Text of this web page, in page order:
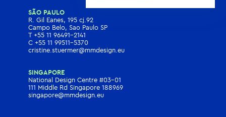
SÃO PAULO
R. Gil Eanes, 195 cj.92
Campo Belo, Sao Paulo SP
T+55 11 96491-2141
C +55 11 99511-5370
cristine.stuermer@mmdesign.eu
SINGAPORE
National Design Centre #03-01
111 Middle Rd Singapore 188969
singapore@mmdesign.eu